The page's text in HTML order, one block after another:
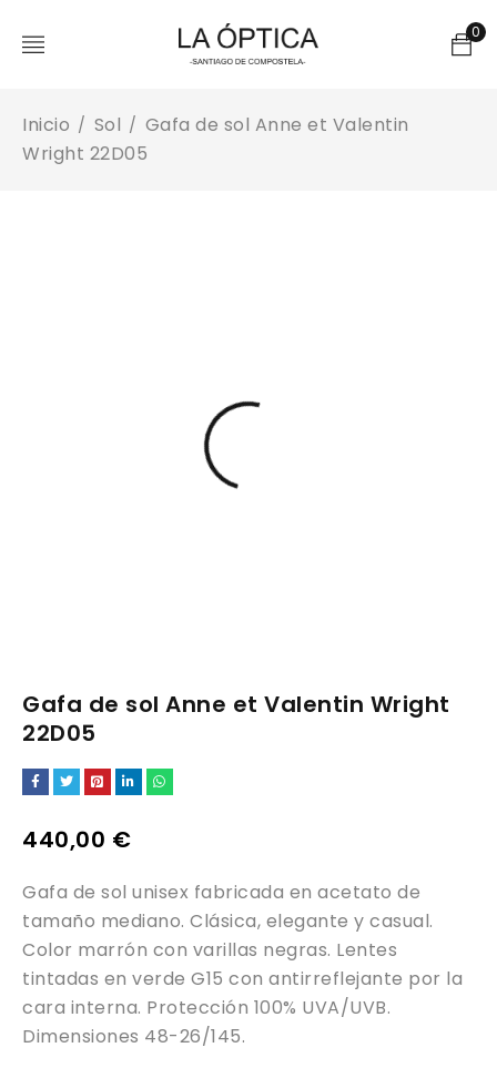
0
Inicio / Sol / Gafa de sol Anne et Valentin
Wright 22D05
Gafa de sol Anne et Valentin Wright
22D05
440,00 €
Gafa de sol unisex fabricada en acetato de
tamaño mediano. Clásica, elegante y casual.
Color marrón con varillas negras. Lentes
tintadas en verde G15 con antirreflejante por la
cara interna. Protección 100% UVA/UVB.
Dimensiones 48-26/145.